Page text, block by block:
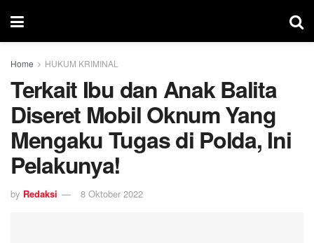
Home HUKUM KRIMINAL
Terkait Ibu dan Anak Balita
Diseret Mobil Oknum Yang
Mengaku Tugas di Polda, Ini
Pelakunya!
by Redaksi 8 Oktober 2022